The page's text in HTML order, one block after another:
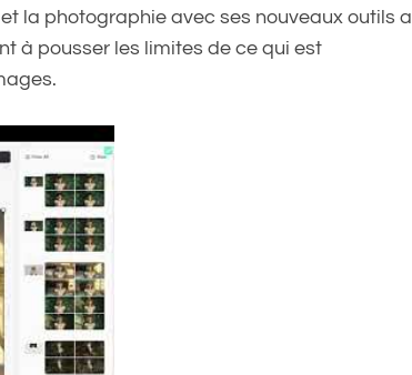
la photographie avec ses nouveaux outils a
à pousser les limites de ce qui est